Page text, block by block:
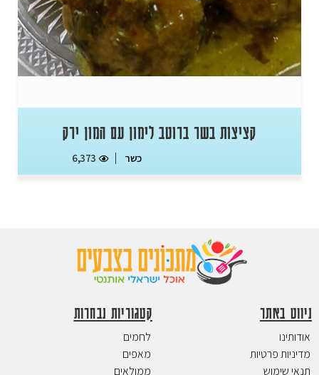
קציצות בשר ברוטב לימון עם המון ירק
כשר 6,373
ניווט באתר
אודותינו
מדיניות פרטיות
תנאי שימוש
קטגוריות נבחרות
לחמים
מאפים
ממולאים